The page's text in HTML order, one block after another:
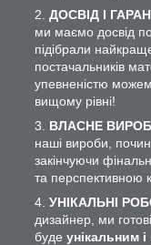
ДОСВІД І
ми маємо досвід
підібрали
постачальників
упевненістю
вищому рівні!
ВЛАСНЕ
наші вироби,
закінчуючи
та перспективною
УНІКАЛЬНІ
дизайнер, ми
буде унікальним